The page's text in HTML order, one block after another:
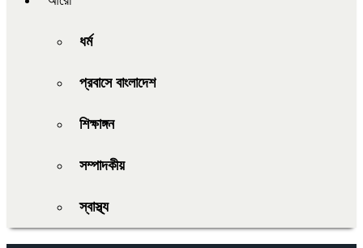
ধর্ম
প্রবাসে বাংলাদেশ
শিক্ষাঙ্গন
সম্পাদকীয়
স্বাস্থ্য